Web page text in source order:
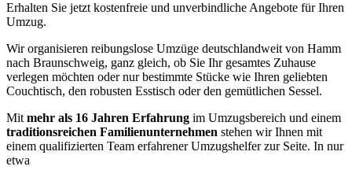
Erhalten Sie jetzt kostenfreie und unverbindliche Angebote für Ihren
Umzug.
Wir organisieren reibungslose Umzüge deutschlandweit von Hamm
nach Braunschweig, ganz gleich, ob Sie Ihr gesamtes Zuhause
verlegen möchten oder nur bestimmte Stücke wie Ihren geliebten
Couchtisch, den robusten Esstisch oder den gemütlichen Sessel.
Mit mehr als 16 Jahren Erfahrung im Umzugsbereich und einem
traditionsreichen Familienunternehmen stehen wir Ihnen mit
einem qualifizierten Team erfahrener Umzugshelfer zur Seite. In nur
etwa